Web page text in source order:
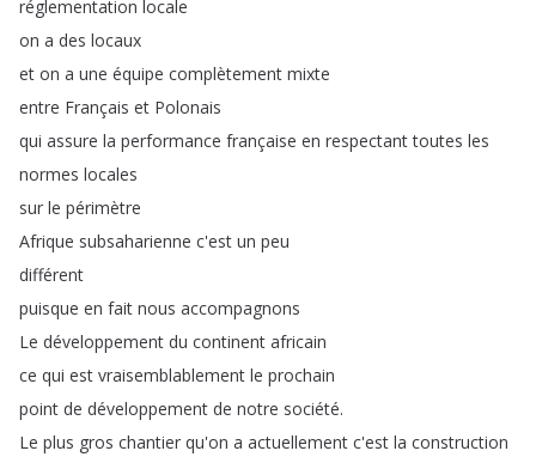
réglementation locale
on a des locaux
et on a une équipe complètement mixte
entre Français et Polonais
qui assure la performance française en respectant toutes les
normes locales
sur le périmètre
Afrique subsaharienne c'est un peu
différent
puisque en fait nous accompagnons
Le développement du continent africain
ce qui est vraisemblablement le prochain
point de développement de notre société.
Le plus gros chantier qu'on a actuellement c'est la construction